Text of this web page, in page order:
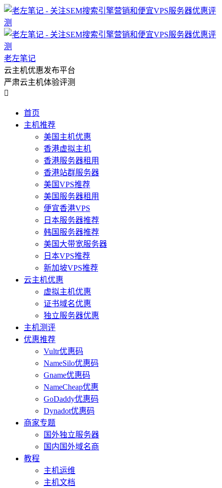
老左笔记
云主机优惠发布平台
严肃云主机体验评测

首页
主机推荐
美国主机优惠
香港虚拟主机
香港服务器租用
香港站群服务器
美国VPS推荐
美国服务器租用
便宜香港VPS
日本服务器推荐
韩国服务器推荐
美国大带宽服务器
日本VPS推荐
新加坡VPS推荐
云主机优惠
虚拟主机优惠
证书域名优惠
独立服务器优惠
主机测评
优惠推荐
Vultr优惠码
NameSilo优惠码
Gname优惠码
NameCheap优惠
GoDaddy优惠码
Dynadot优惠码
商家专题
国外独立服务器
国内国外域名商
教程
主机运维
主机文档